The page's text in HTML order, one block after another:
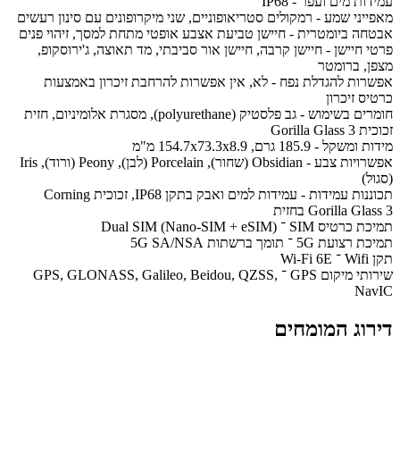
מאפייני שמע - רמקולים סטריאופוניים, שני מיקרופונים עם סינון רעשים
אבטחה ביומטרית - חיישן טביעת אצבע אופטי מתחת למסך, זיהוי פנים
פרטי חיישן - חיישן קרבה, חיישן אור סביבתי, מד תאוצה, ג'ירוסקופ,
מצפן, ברומטר
אפשרות להגדלת נפח - לא, אין אפשרות להרחבת זיכרון באמצעות
כרטיס זיכרון
חומרים בשימוש - גב פלסטיק (polyurethane), מסגרת אלומיניום, חזית
זכוכית Gorilla Glass 3
מידות ומשקל - 185.9 גרם, 154.7x73.3x8.9 מ"מ
אפשרויות צבע - Obsidian (שחור), Porcelain (לבן), Peony (ורוד), Iris
(סגול)
תכוננות עמידות - עמידות למים ואבק בתקן IP68, זכוכית Corning
Gorilla Glass 3 בחזית
תמיכת כרטיס SIM ־ Dual SIM (Nano-SIM + eSIM)
תמיכת רצועת 5G ־ תומך ברשתות 5G SA/NSA
תקן Wifi ־ Wi-Fi 6E
שירותי מיקום GPS ־ GPS, GLONASS, Galileo, Beidou, QZSS,
NavIC
דירוג המומחים